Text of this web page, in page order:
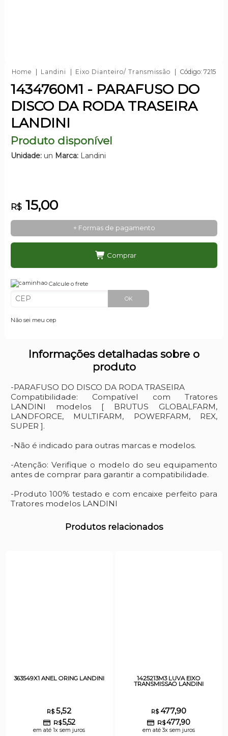
Home Landini Eixo Dianteiro/ Transmissão Código: 7215
1434760M1 - PARAFUSO DO
DISCO DA RODA TRASEIRA
LANDINI
Produto disponível
Unidade:un Marca:Landini
R$15,00
+ Formas de pagamento
Comprar
Calcule o frete
OK
Não sei meu cep
Informações detalhadas sobre o
produto
-PARAFUSO DO DISCO DA RODA TRASEIRA
Compatibilidade: Compatível com Tratores
LANDINI modelos [ BRUTUS GLOBALFARM,
LANDFORCE, MULTIFARM, POWERFARM, REX,
SUPER ].
-Não é indicado para outras marcas e modelos.
-Atenção: Verifique o modelo do seu equipamento
antes de comprar para garantir a compatibilidade.
-Produto 100% testado e com encaixe perfeito para
Tratores modelos LANDINI
Produtos relacionados
363549X1 ANEL ORING LANDINI
R$5,52
R$5,52
em até 1x sem juros
1425213M3 LUVA EIXO
TRANSMISSAO LANDINI
R$477,90
R$477,90
em até 3x sem juros